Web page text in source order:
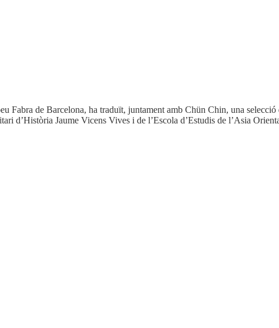
Fabra de Barcelona, ha traduït, juntament amb Chün Chin, una
d’Història Jaume Vicens Vives i de l’Escola d’Estudis de l’Asia